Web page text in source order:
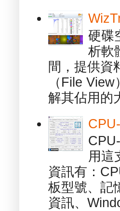
硬碟
析軟
間，提供資
（File
解其佔用的
用這
資訊有：
板型號、記
資訊、